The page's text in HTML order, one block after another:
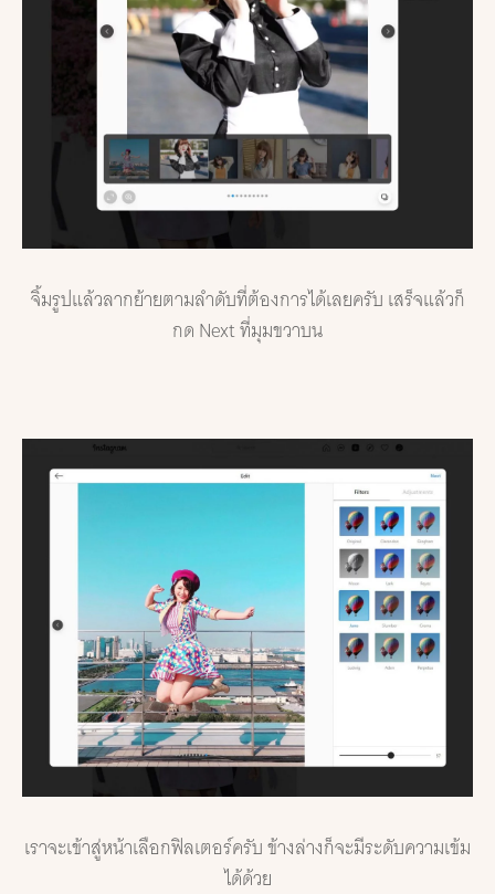
จิ้มรูปแล้วลากย้ายตามลำดับที่ต้องการได้เลยครับ เสร็จแล้วก็
กด Next ที่มุมขวาบน
เราจะเข้าสู่หน้าเลือกฟิลเตอร์ครับ ข้างล่างก็จะมีระดับความเข้ม
ได้ด้วย